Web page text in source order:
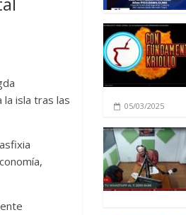
isla tras las
05/03/2025